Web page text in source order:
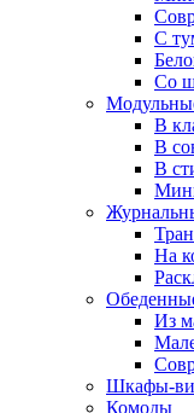
С
Со
В
В
В
На
Из
Шкафы-
Комоды